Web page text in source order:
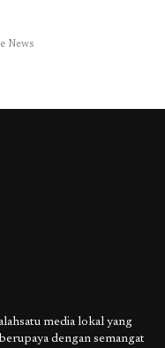
News
media lokal yang
dengan semangat